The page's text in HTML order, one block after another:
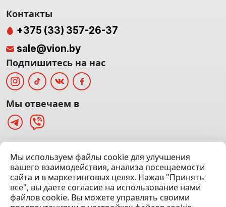
(Офис: 5 этаж | Осмотр авто: 5 этаж)
Посмотреть на карте
© 2020 — 2026 VION.BY — Продажа, выкуп и обмен | УНП
Мы используем файлы cookie для улучшения
вашего взаимодействия, анализа посещаемости
сайта и в маркетинговых целях. Нажав "Принять
все", вы даете согласие на использование нами
файлов cookie. Вы можете управлять своими
Контакты
+375 (33) 357-26-37
sale@vion.by
Подпишитесь на нас
Мы отвечаем в